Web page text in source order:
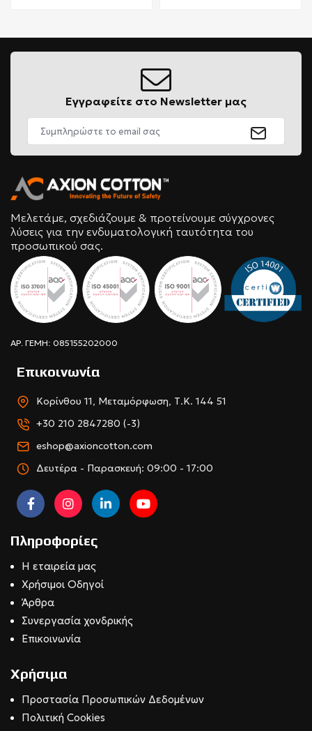
Εγγραφείτε στο Newsletter μας
Μελετάμε, σχεδιάζουμε & προτείνουμε σύγχρονες
λύσεις για την ενδυματολογική ταυτότητα του
προσωπικού σας.
ΑΡ. ΓΕΜΗ: 085155202000
Επικοινωνία
Κορίνθου 11, Μεταμόρφωση, Τ.Κ. 144 51
+30 210 2847280 (-3)
eshop@axioncotton.com
Δευτέρα - Παρασκευή: 09:00 - 17:00
Πληροφορίες
Η εταιρεία μας
Χρήσιμοι Οδηγοί
Άρθρα
Συνεργασία χονδρικής
Επικοινωνία
Χρήσιμα
Προστασία Προσωπικών Δεδομένων
Πολιτική Cookies